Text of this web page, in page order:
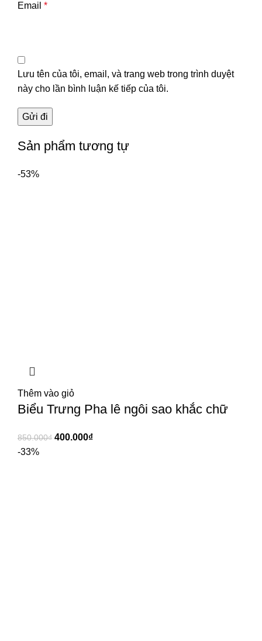
Email *
Lưu tên của tôi, email, và trang web trong trình duyệt
này cho lần bình luận kế tiếp của tôi.
Sản phẩm tương tự
-53%
Thêm vào giỏ
Biểu Trưng Pha lê ngôi sao khắc chữ
850.000₫ 400.000₫
-33%